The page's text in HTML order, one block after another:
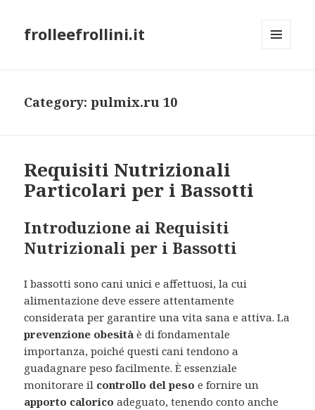
frolleefrollini.it
Category: pulmix.ru 10
Requisiti Nutrizionali
Particolari per i Bassotti
Introduzione ai Requisiti
Nutrizionali per i Bassotti
I bassotti sono cani unici e affettuosi, la cui
alimentazione deve essere attentamente
considerata per garantire una vita sana e attiva. La
prevenzione obesità è di fondamentale
importanza, poiché questi cani tendono a
guadagnare peso facilmente. È essenziale
monitorare il controllo del peso e fornire un
apporto calorico adeguato, tenendo conto anche